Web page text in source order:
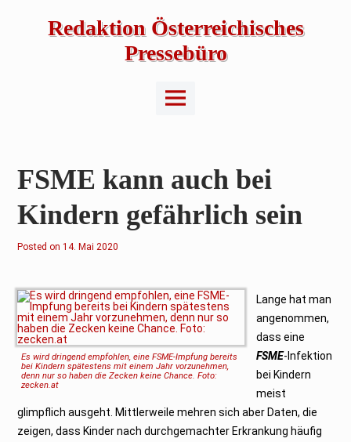
Redaktion Österreichisches
Pressebüro
Main
Menu
FSME kann auch bei
Kindern gefährlich sein
Posted on14. Mai 2020
Es wird dringend empfohlen, eine FSME-Impfung bereits
bei Kindern spätestens mit einem Jahr vorzunehmen,
denn nur so haben die Zecken keine Chance. Foto:
zecken.at
Lange hat man
angenommen,
dass eine
FSME-Infektion
bei Kindern
meist
glimpflich ausgeht. Mittlerweile mehren sich aber Daten, die
zeigen, dass Kinder nach durchgemachter Erkrankung häufig